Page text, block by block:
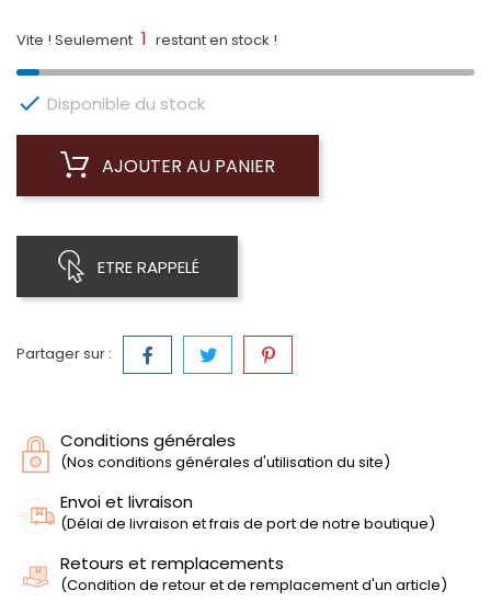
Vite ! Seulement 1 restant en stock !
 Disponible du stock
AJOUTER AU PANIER
ETRE RAPPELÉ
Partager sur :
Conditions générales
(Nos conditions générales d'utilisation du site)
Envoi et livraison
(Délai de livraison et frais de port de notre boutique)
Retours et remplacements
(Condition de retour et de remplacement d'un article)